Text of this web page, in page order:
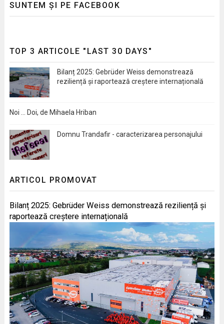
SUNTEM ȘI PE FACEBOOK
TOP 3 ARTICOLE "LAST 30 DAYS"
Bilanț 2025: Gebrüder Weiss demonstrează
reziliență și raportează creștere internațională
Noi … Doi, de Mihaela Hriban
Domnu Trandafir - caracterizarea personajului
ARTICOL PROMOVAT
Bilanț 2025: Gebrüder Weiss demonstrează reziliență și
raportează creștere internațională